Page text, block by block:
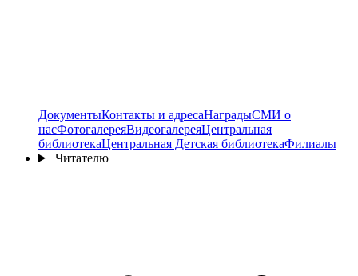
ДокументыКонтакты и адресаНаградыСМИ о
насФотогалереяВидеогалереяЦентральная
библиотекаЦентральная Детская библиотекаФилиалы
Читателю